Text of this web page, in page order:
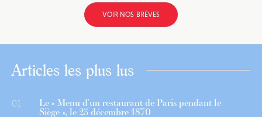
VOIR NOS BRÈVES
Articles les plus lus
01 Le « Menu d’un restaurant de Paris pendant le
Siège », le 25 décembre 1870